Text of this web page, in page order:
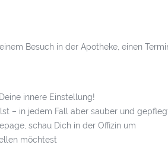
Besuch in der Apotheke, einen
innere Einstellung!
– in jedem Fall aber sauber und
schau Dich in der Offizin um
möchtest